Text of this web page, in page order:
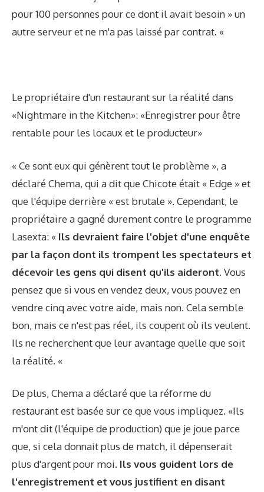
pour 100 personnes pour ce dont il avait besoin » un
autre serveur et ne m'a pas laissé par contrat. «
Le propriétaire d'un restaurant sur la réalité dans
«Nightmare in the Kitchen»: «Enregistrer pour être
rentable pour les locaux et le producteur»
« Ce sont eux qui génèrent tout le problème », a
déclaré Chema, qui a dit que Chicote était « Edge » et
que l'équipe derrière « est brutale ». Cependant, le
propriétaire a gagné durement contre le programme
Lasexta: « Ils devraient faire l'objet d'une enquête
par la façon dont ils trompent les spectateurs et
décevoir les gens qui disent qu'ils aideront. Vous
pensez que si vous en vendez deux, vous pouvez en
vendre cinq avec votre aide, mais non. Cela semble
bon, mais ce n'est pas réel, ils coupent où ils veulent.
Ils ne recherchent que leur avantage quelle que soit
la réalité. «
De plus, Chema a déclaré que la réforme du
restaurant est basée sur ce que vous impliquez. «Ils
m'ont dit (l'équipe de production) que je joue parce
que, si cela donnait plus de match, il dépenserait
plus d'argent pour moi. Ils vous guident lors de
l'enregistrement et vous justifient en disant